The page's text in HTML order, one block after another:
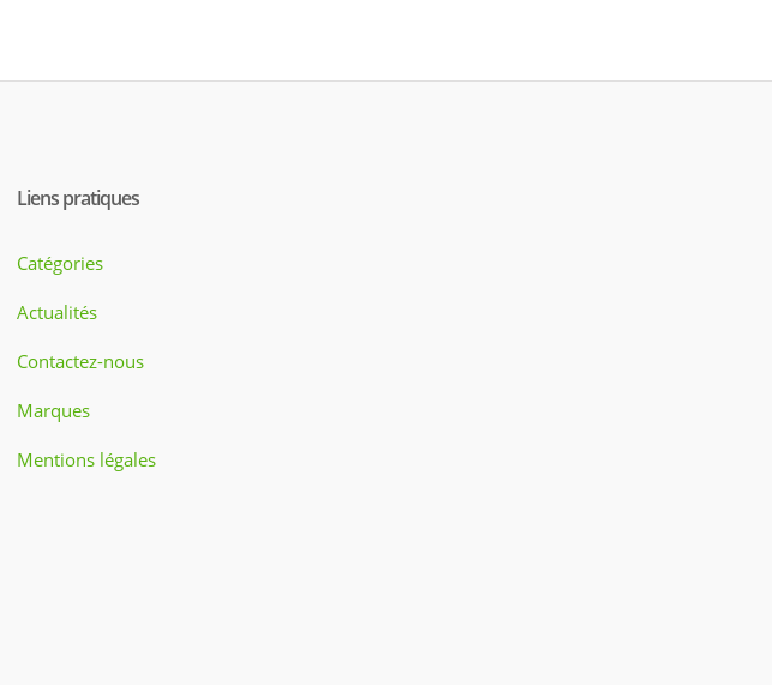
Liens pratiques
Catégories
Actualités
Contactez-nous
Marques
Mentions légales